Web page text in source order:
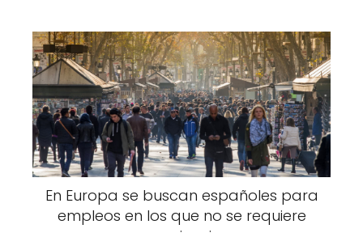
En Europa se buscan españoles para
empleos en los que no se requiere